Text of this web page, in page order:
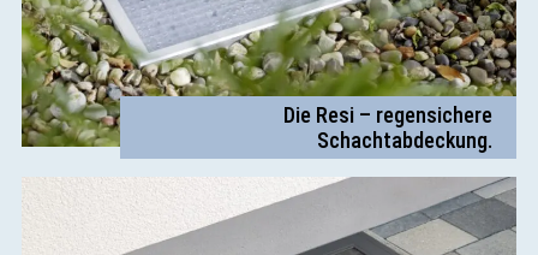
Die Resi – regensichere
Schachtabdeckung.